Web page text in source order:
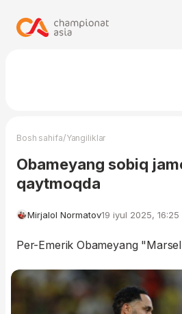
Bosh sahifa/Yangiliklar
Obameyang sobiq
qaytmoqda
Mirjalol Normatov19 iyul 2025, 16:25
Per-Emerik Obameyang